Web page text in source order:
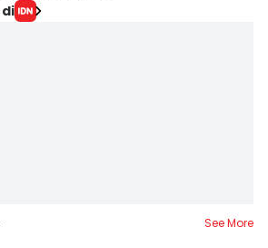
See More